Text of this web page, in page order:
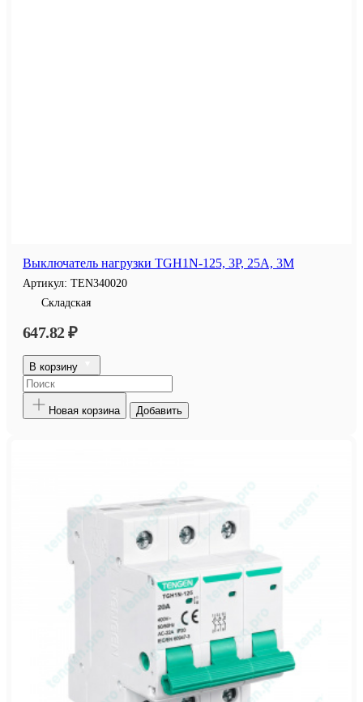
Выключатель нагрузки TGH1N-125, 3P, 25A, 3M
Артикул: TEN340020
Складская
647.82 ₽
В корзину
Новая корзина Добавить